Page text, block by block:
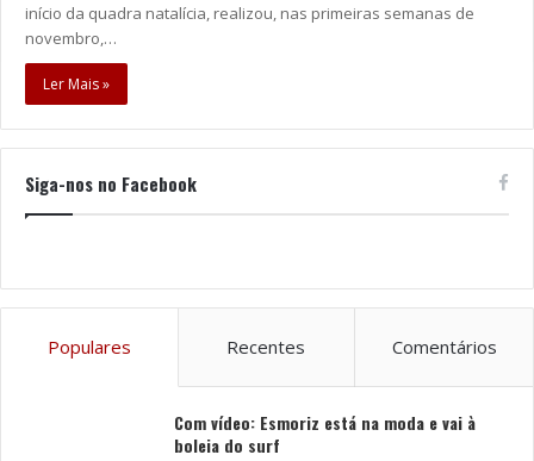
início da quadra natalícia, realizou, nas primeiras semanas de
novembro,…
Ler Mais »
Siga-nos no Facebook
Populares Recentes Comentários
Com vídeo: Esmoriz está na moda e vai à
boleia do surf